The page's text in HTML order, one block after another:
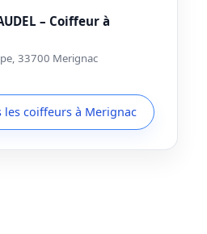
– Coiffeur à
33700 Merignac
les coiffeurs à Merignac